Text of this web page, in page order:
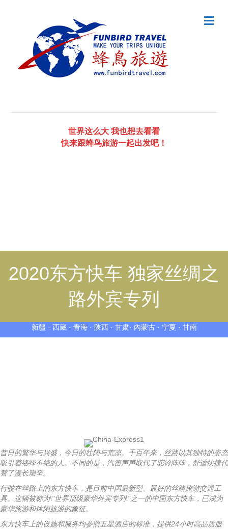
世界这么大 我也想去看看
快来跟蜂鸟旅游一起出发吧！
2020东方快车 独家丝绸之
路外宾专列
新疆 · 西藏 · 青海 · 陕西 · 甘肃· 內蒙古 · 宁夏 · 甘南
昔日的繁华与兴盛，今日的壮阔与荒凉。千百年来，丝路以其独特的姿态
吸引着络绎不绝的人。不同的是，汽笛声声取代了驼铃阵阵，舒适快捷代
替了漫长艰辛。
行驶在丝路上的东方快车，是目前中国最新型、最好的丝路旅游交通工
具。这辆被称为\"世界顶级豪华外宾专列\"之一的中国东方快车，已成为
豪华旅游和休闲旅游的象征。
东方快车上的设施和服务均参照五星酒店的标准，提供24小时高品质服